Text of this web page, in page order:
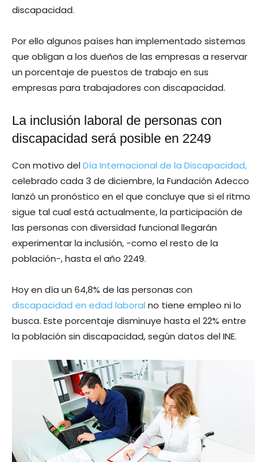
discapacidad.
Por ello algunos países han implementado sistemas
que obligan a los dueños de las empresas a reservar
un porcentaje de puestos de trabajo en sus
empresas para trabajadores con discapacidad.
La inclusión laboral de personas con
discapacidad será posible en 2249
Con motivo delDía Internacional de la Discapacidad,
celebrado cada 3 de diciembre, la Fundación Adecco
lanzó un pronóstico en el que concluye que si el ritmo
sigue tal cual está actualmente, la participación de
las personas con diversidad funcional llegarán
experimentar la inclusión, -como el resto de la
población-, hasta el año 2249.
Hoy en día un 64,8% de las personas con
discapacidad en edad laboral no tiene empleo ni lo
busca. Este porcentaje disminuye hasta el 22% entre
la población sin discapacidad, según datos del INE.